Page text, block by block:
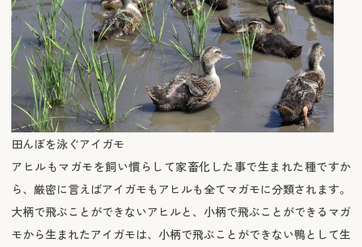
田んぼを泳ぐアイガモ
アヒルもマガモを飼い慣らして家畜化した事で生まれた種ですか
ら、厳密に言えばアイガモもアヒルも全てマガモに分類されます。
大柄で飛ぶことができないアヒルと、小柄で飛ぶことができるマガ
モから生まれたアイガモは、小柄で飛ぶことができない鴨として生